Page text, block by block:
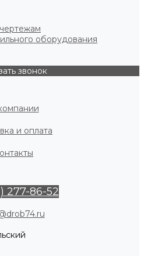
оборудования
звонок
и оплата
277-86-52